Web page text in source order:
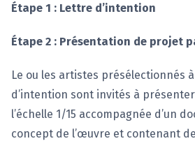
Étape 1 : Lettre d’intention
Étape 2 : Présentation de projet
Le ou les artistes présélectionnés
d’intention sont invités à
l’échelle 1/15 accompagnée d’un
concept de l’œuvre et contenant